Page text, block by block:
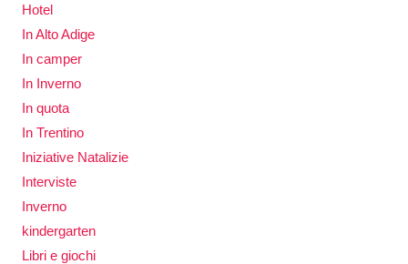
Hotel
In Alto Adige
In camper
In Inverno
In quota
In Trentino
Iniziative Natalizie
Interviste
Inverno
kindergarten
Libri e giochi